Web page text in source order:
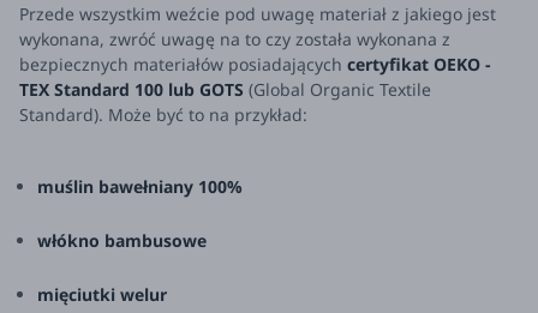
Przede wszystkim weźcie pod uwagę materiał z jakiego jest
wykonana, zwróć uwagę na to czy została wykonana z
bezpiecznych materiałów posiadających certyfikat OEKO -
TEX Standard 100 lub GOTS (Global Organic Textile
Standard). Może być to na przykład:
muślin bawełniany 100%
włókno bambusowe
mięciutki welur